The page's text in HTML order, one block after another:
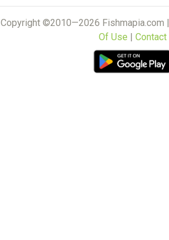
Copyright ©2010—2026 Fishmapia.com |
Of Use | Contact